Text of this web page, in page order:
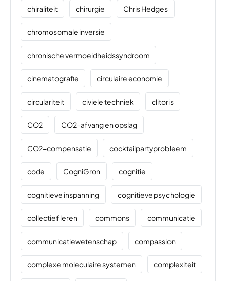
chiraliteit chirurgie Chris Hedges
chromosomale inversie
chronische vermoeidheidssyndroom
cinematografie circulaire economie
circulariteit civiele techniek clitoris
CO2 CO2-afvang en opslag
CO2-compensatie cocktailpartyprobleem
code CogniGron cognitie
cognitieve inspanning cognitieve psychologie
collectief leren commons communicatie
communicatiewetenschap compassion
complexe moleculaire systemen complexiteit